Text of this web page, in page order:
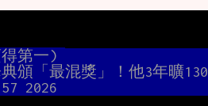
第一)
頒「最混獎」！他3年曠
2026